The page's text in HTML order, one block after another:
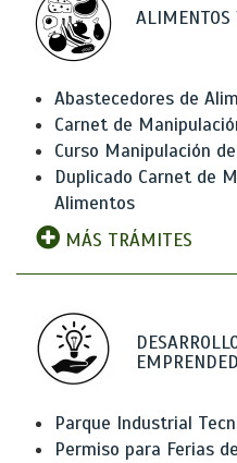
ALIMENTOS
Abastecedores de
Carnet de
Curso Manipulación
Duplicado Carnet de
Alimentos
MÁS TRÁMITES
Parque Industrial
Permiso para Ferias